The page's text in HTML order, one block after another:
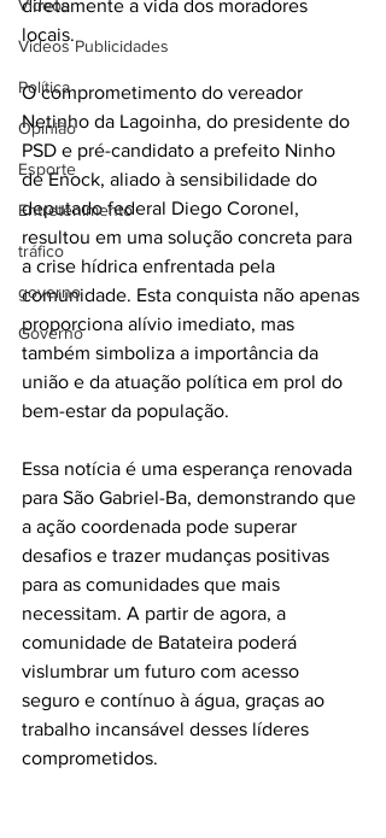
Videos
Videos Publicidades
Política
Opinião
Esporte
Entretenimento
tráfico
governo
Governo
diretamente a vida dos moradores
locais.
O comprometimento do vereador
Netinho da Lagoinha, do presidente do
PSD e pré-candidato a prefeito Ninho
de Enock, aliado à sensibilidade do
deputado federal Diego Coronel,
resultou em uma solução concreta para
a crise hídrica enfrentada pela
comunidade. Esta conquista não apenas
proporciona alívio imediato, mas
também simboliza a importância da
união e da atuação política em prol do
bem-estar da população.
Essa notícia é uma esperança renovada
para São Gabriel-Ba, demonstrando que
a ação coordenada pode superar
desafios e trazer mudanças positivas
para as comunidades que mais
necessitam. A partir de agora, a
comunidade de Batateira poderá
vislumbrar um futuro com acesso
seguro e contínuo à água, graças ao
trabalho incansável desses líderes
comprometidos.